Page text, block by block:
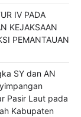
IV PADA
KEJAKSAAN
PEMANTAUAN
SY dan AN
Pasir Laut pada
Kabupaten